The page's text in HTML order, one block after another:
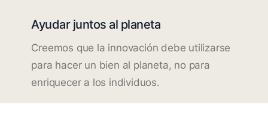
Ayudar juntos al planeta
Creemos que la innovación debe utilizarse
para hacer un bien al planeta, no para
enriquecer a los individuos.